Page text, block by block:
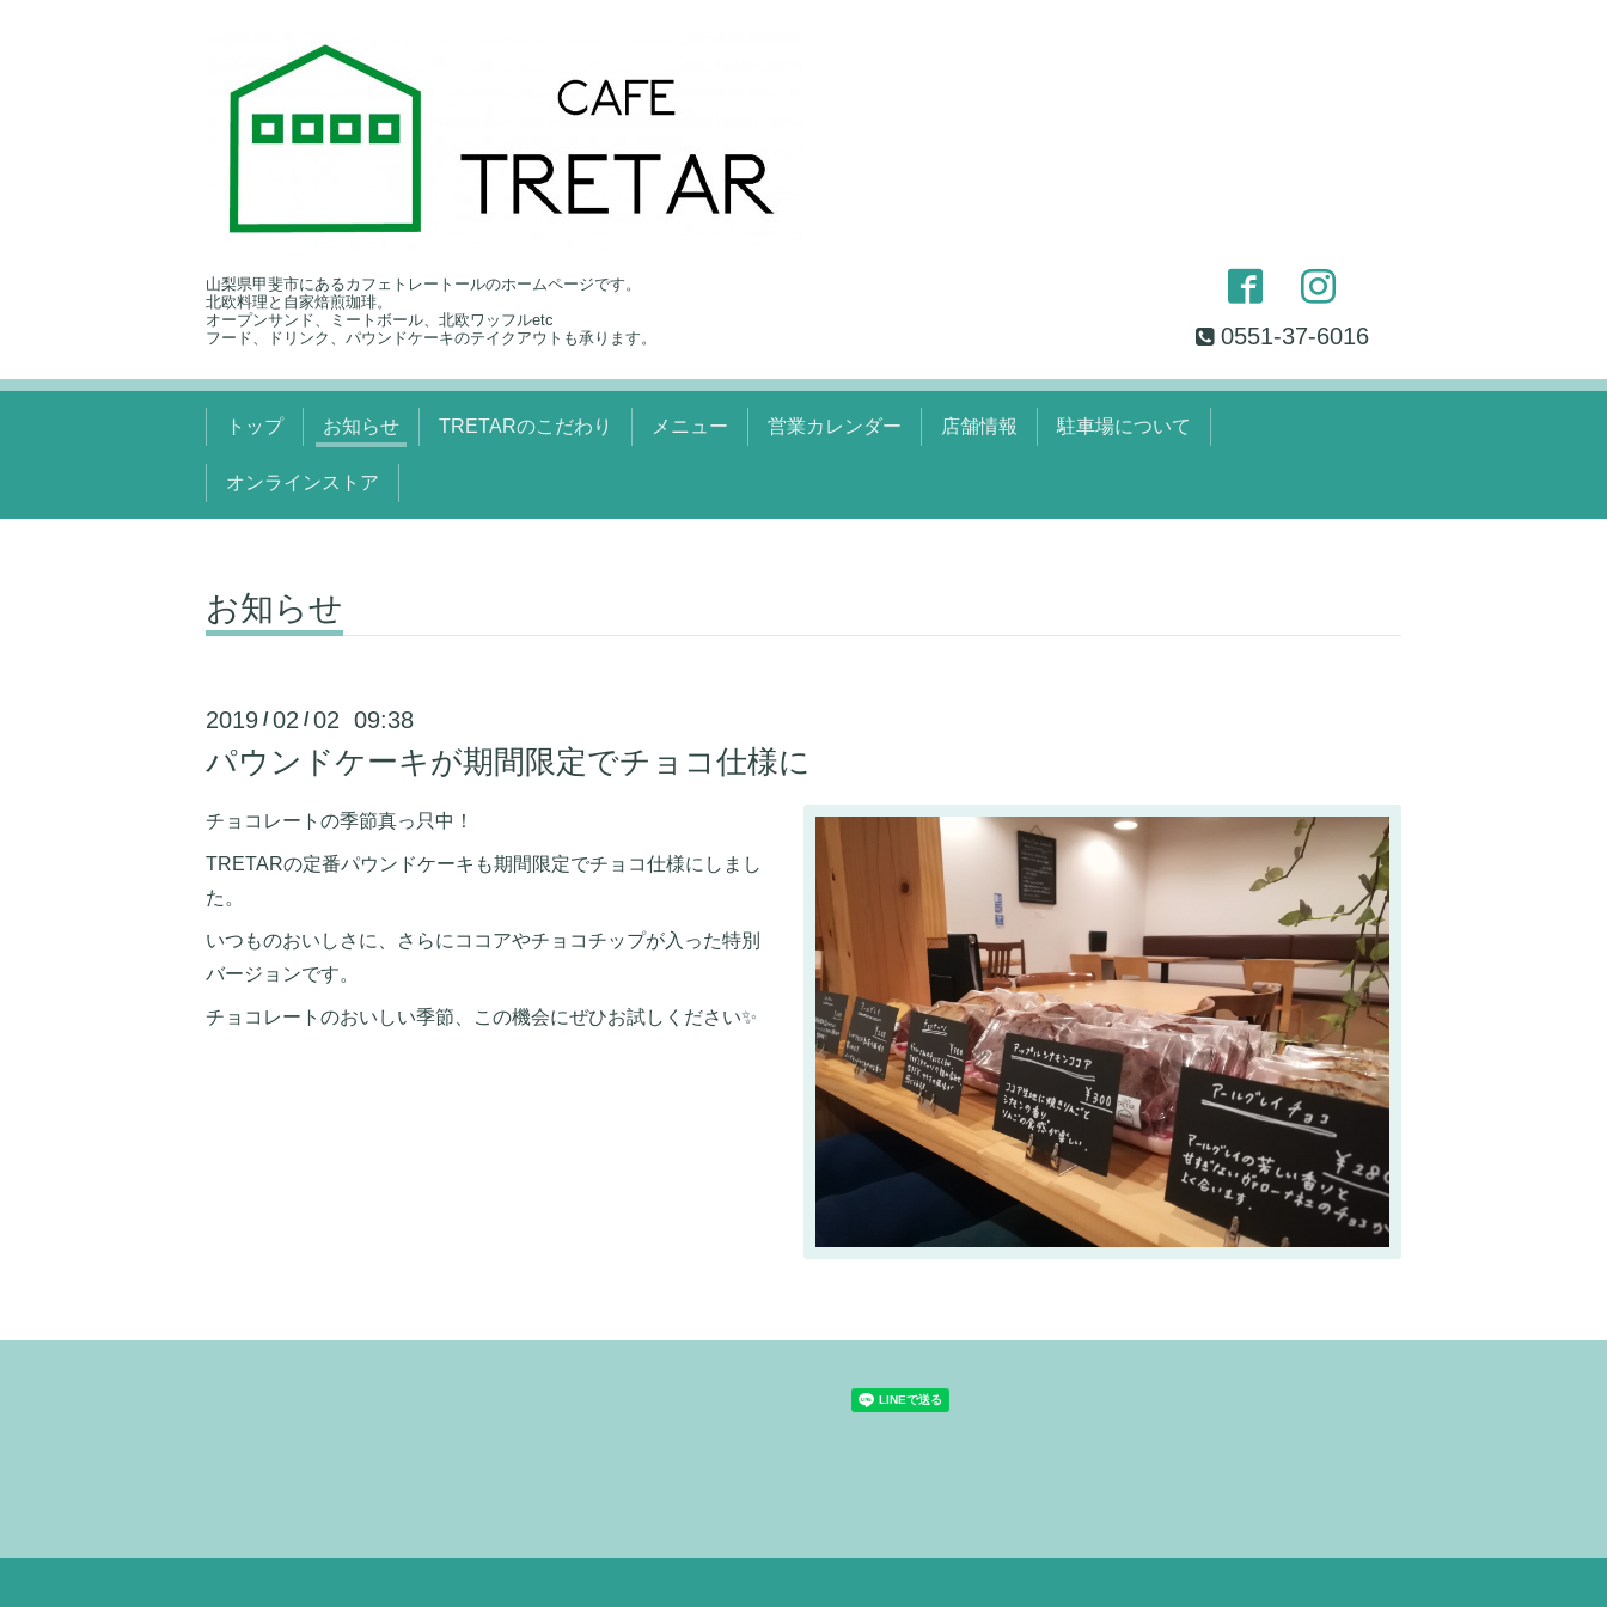
山梨県甲斐市にあるカフェトレートールのホームページです。
北欧料理と自家焙煎珈琲。
オープンサンド、ミートボール、北欧ワッフルetc
フード、ドリンク、パウンドケーキのテイクアウトも承ります。
0551-37-6016
トップ お知らせ TRETARのこだわり メニュー 営業カレンダー 店舗情報 駐車場について
オンラインストア
お知らせ
2019 /02 /02 09:38
パウンドケーキが期間限定でチョコ仕様に
チョコレートの季節真っ只中！
TRETARの定番パウンドケーキも期間限定でチョコ仕様にしまし
た。
いつものおいしさに、さらにココアやチョコチップが入った特別
バージョンです。
チョコレートのおいしい季節、この機会にぜひお試しください✨